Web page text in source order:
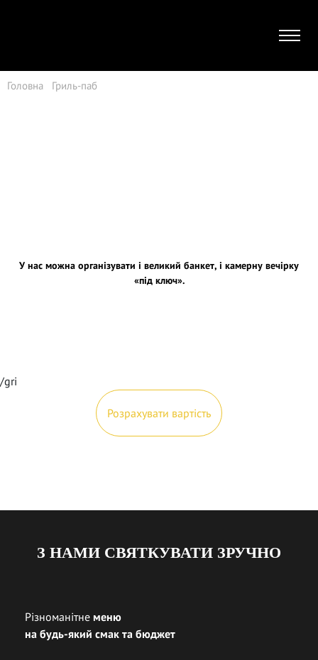
Головна Гриль-паб
У нас можна організувати і великий банкет, і камерну вечірку
«під ключ».
/gri
Розрахувати вартість
З НАМИ СВЯТКУВАТИ ЗРУЧНО
Різноманітне меню
на будь-який смак та бюджет